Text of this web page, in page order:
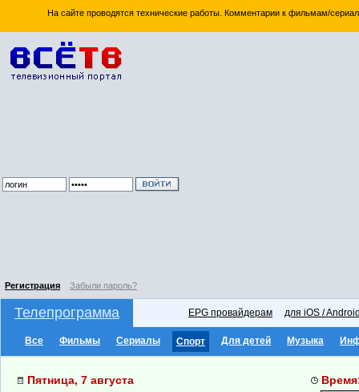
На сайте проводятся технические работы. Комментарии к фильмам/
Регистрация Забыли пароль?
Телепрограмма EPG провайдерам для iOS /
Все Фильмы Сериалы Спорт Для детей Музыка
Пятница, 7 августа